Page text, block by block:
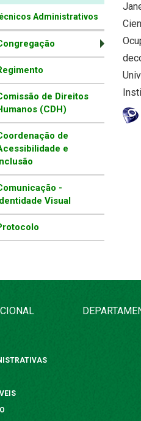
Administrativos
de Direitos
(CDH)
de
e
-
Visual